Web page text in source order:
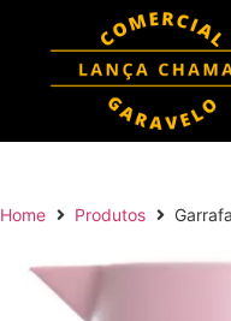
Home Produtos